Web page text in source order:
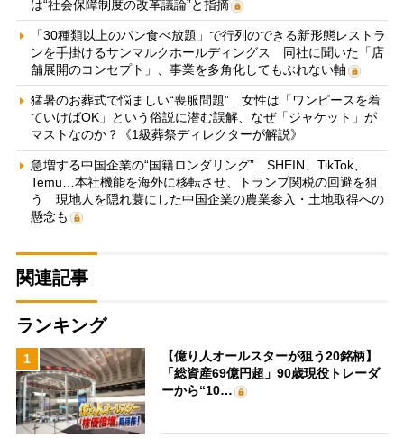
は“社会保障制度の改革議論”と指摘
「30種類以上のパン食べ放題」で行列のできる新形態レストラ
ンを手掛けるサンマルクホールディングス 同社に聞いた「店
舗展開のコンセプト」、事業を多角化してもぶれない軸
猛暑のお葬式で悩ましい“喪服問題” 女性は「ワンピースを着
ていけばOK」という俗説に潜む誤解、なぜ「ジャケット」が
マストなのか？《1級葬祭ディレクターが解説》
急増する中国企業の“国籍ロンダリング” SHEIN、TikTok、
Temu…本社機能を海外に移転させ、トランプ関税の回避を狙
う 現地人を隠れ蓑にした中国企業の農業参入・土地取得への
懸念も
関連記事
ランキング
1
【億り人オールスターが狙う20銘柄】
「総資産69億円超」90歳現役トレーダ
ーから“10…